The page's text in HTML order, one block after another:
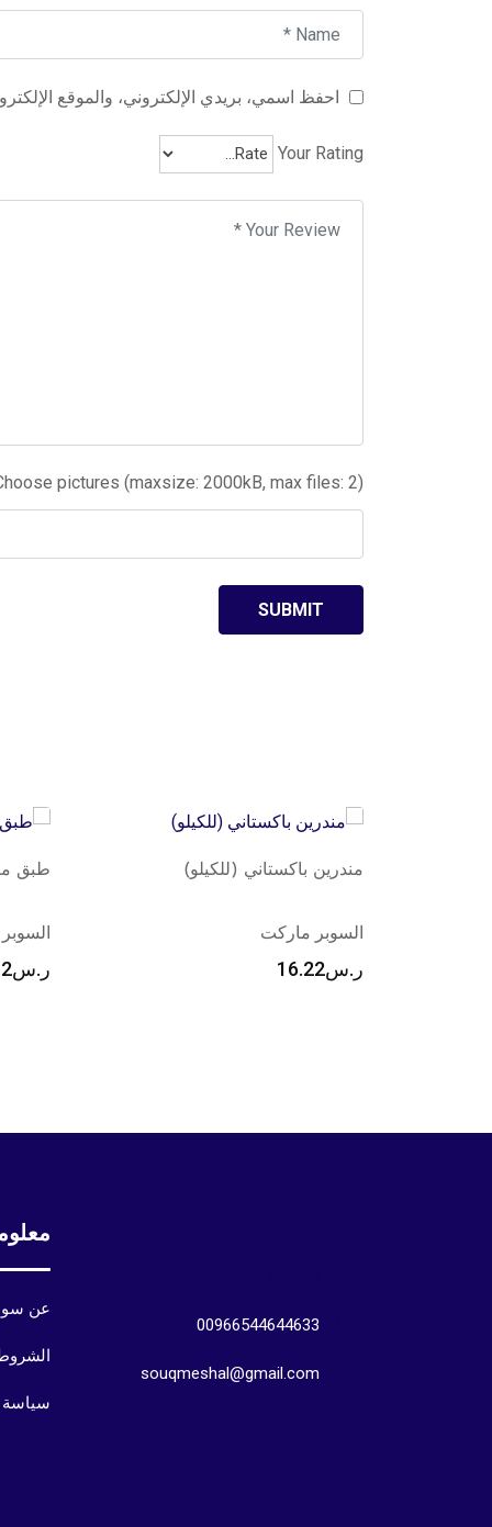
احفظ اسمي، بريدي الإلكتروني، والموقع
Your Rating
pictures (maxsize: 2000kB, max files: 2)
طبق مندرين
السوبر ماركت
ر.س14.12
طبق
ر.س
00966544644633
souqmeshal@gmail.com
عن